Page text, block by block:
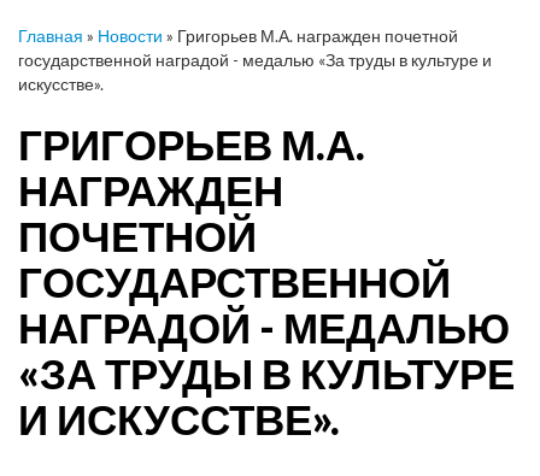
Главная » Новости » Григорьев М.А. награжден почетной
государственной наградой - медалью «За труды в культуре и
искусстве».
ГРИГОРЬЕВ М.А.
НАГРАЖДЕН
ПОЧЕТНОЙ
ГОСУДАРСТВЕННОЙ
НАГРАДОЙ - МЕДАЛЬЮ
«ЗА ТРУДЫ В КУЛЬТУРЕ
И ИСКУССТВЕ».